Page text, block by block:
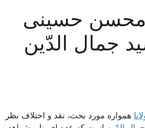
محسن حسینی
جمال الدّین
همواره مورد بحث، نقد و اختلاف نظر